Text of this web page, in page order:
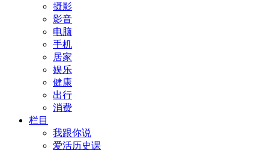
摄影
影音
电脑
手机
居家
娱乐
健康
出行
消费
栏目
我跟你说
爱活历史课